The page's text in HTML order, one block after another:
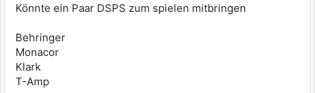
Könnte ein Paar DSPS zum spielen mitbringen
Behringer
Monacor
Klark
T-Amp